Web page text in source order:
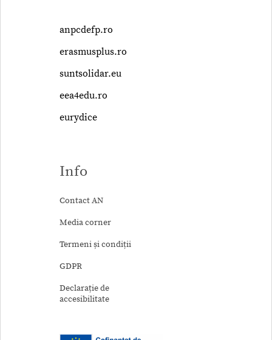
anpcdefp.ro
erasmusplus.ro
suntsolidar.eu
eea4edu.ro
eurydice
Info
Contact AN
Media corner
Termeni și condiții
GDPR
Declarație de
accesibilitate